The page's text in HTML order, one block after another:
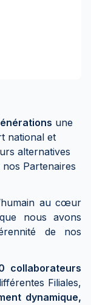
une
national et
alternatives
Partenaires
au cœur
nous avons
de nos
collaborateurs
Filiales,
dynamique,